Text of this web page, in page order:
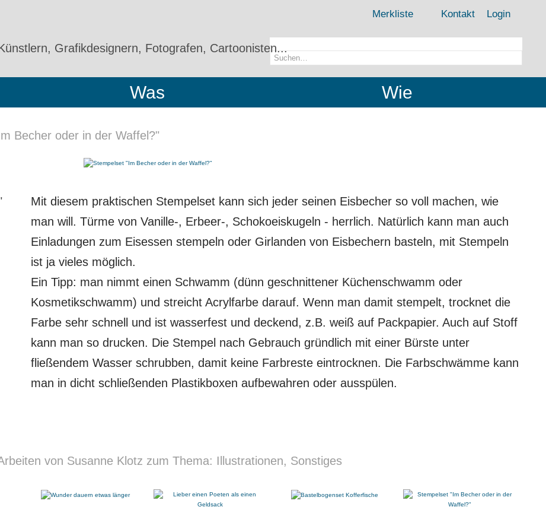
Merkliste Kontakt Login
Grafikdesignern, Fotografen, Cartoonisten...
Was Wie
Becher oder in der Waffel?"
ODER IN DER WAFFEL?"
Mit diesem praktischen Stempelset kann sich jeder seinen Eisbecher so voll machen, wie
man will. Türme von Vanille-, Erbeer-, Schokoeiskugeln - herrlich. Natürlich kann man auch
Einladungen zum Eisessen stempeln oder Girlanden von Eisbechern basteln, mit Stempeln
ist ja vieles möglich.
Ein Tipp: man nimmt einen Schwamm (dünn geschnittener Küchenschwamm oder
Kosmetikschwamm) und streicht Acrylfarbe darauf. Wenn man damit stempelt, trocknet die
Farbe sehr schnell und ist wasserfest und deckend, z.B. weiß auf Packpapier. Auch auf Stoff
kann man so drucken. Die Stempel nach Gebrauch gründlich mit einer Bürste unter
fließendem Wasser schrubben, damit keine Farbreste eintrocknen. Die Farbschwämme kann
man in dicht schließenden Plastikboxen aufbewahren oder ausspülen.
von Susanne Klotz zum Thema: Illustrationen, Sonstiges